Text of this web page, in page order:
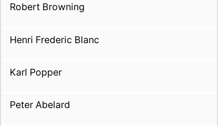
Robert Browning
Henri Frederic Blanc
Karl Popper
Peter Abelard